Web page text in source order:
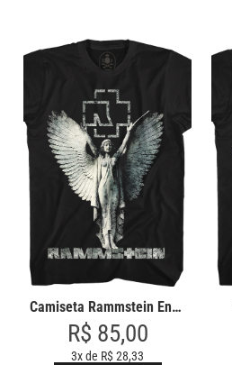
RADIOHEAD
RAMMSTEIN
RED HOT CHILI PEPPERS
SLEEP TOKEN
SOUNDGARDEN
THE SISTERS OF MERCY
THE SMITHS
TWENTY ONE PILOTS
Camiseta Rammstein Engel
R$ 85,00
3x de R$ 28,33